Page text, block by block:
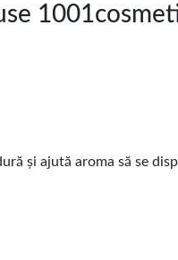
și ajută aroma să se